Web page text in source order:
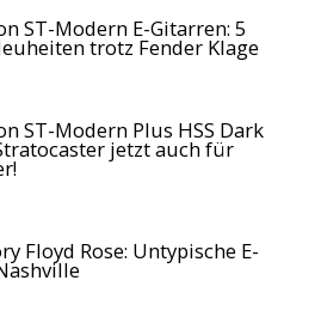
ST-Modern E-Gitarren: 5
trotz Fender Klage
ST-Modern Plus HSS Dark
jetzt auch für
Floyd Rose: Untypische E-